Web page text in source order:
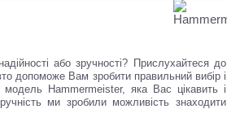
або зручності? Прислухайтеся до
допоможе Вам зробити правильний вибір і
Hammermeister, яка Вас цікавить і
ми зробили можливість знаходити